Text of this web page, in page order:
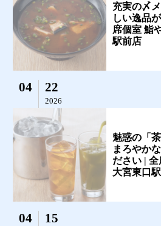
充実の〆
しい逸品
席個室 鮨
駅前店
04 22
2026
魅惑の「
まろやか
ださい |
大宮東口
04 15